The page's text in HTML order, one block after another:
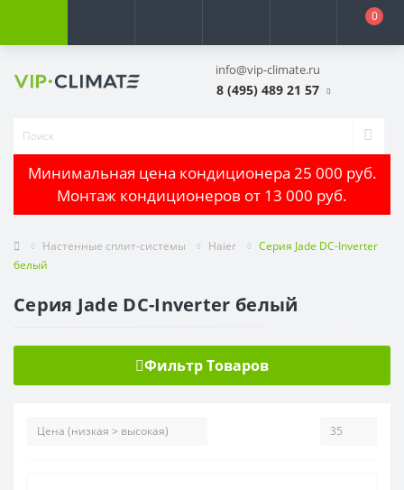
0
info@vip-climate.ru
8 (495) 489 21 57
Минимальная цена кондиционера 25 000 руб.
Монтаж кондиционеров от 13 000 руб.
Настенные сплит-системы Haier
Серия Jade DC-Inverter
белый
Серия Jade DC-Inverter белый
Фильтр Товаров